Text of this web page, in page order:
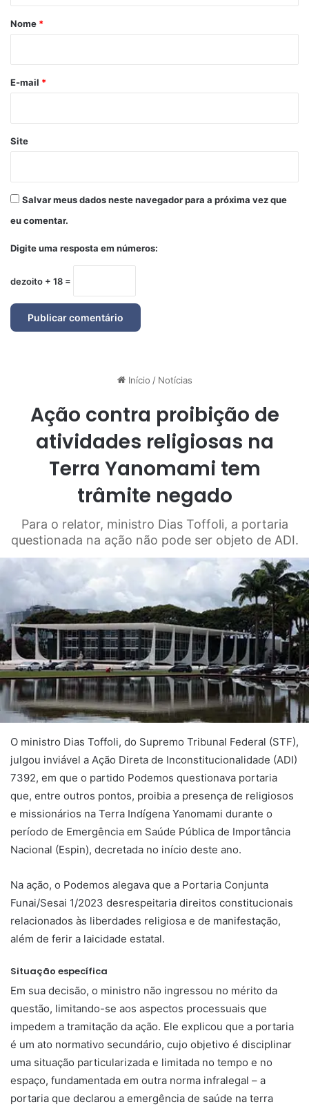
r
*
Nome *
E-mail *
Site
Salvar meus dados neste navegador para a próxima vez que
eu comentar.
Digite uma resposta em números:
dezoito + 18 =